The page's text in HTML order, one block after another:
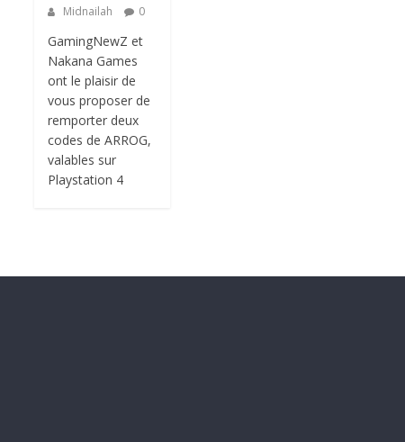
Midnailah
0
GamingNewZ et
Nakana Games
ont le plaisir de
vous proposer de
remporter deux
codes de ARROG,
valables sur
Playstation 4